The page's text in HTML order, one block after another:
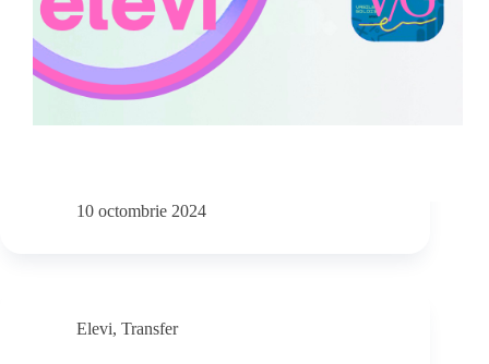
10 octombrie 2024
Elevi, Transfer